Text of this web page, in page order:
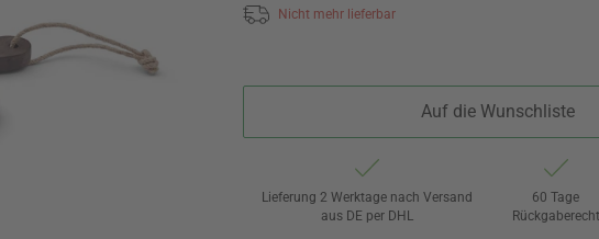
Nicht mehr lieferbar
Auf die Wunschliste
Lieferung 2 Werktage nach Versand
aus DE per DHL
60 Tage
Rückgaberecht